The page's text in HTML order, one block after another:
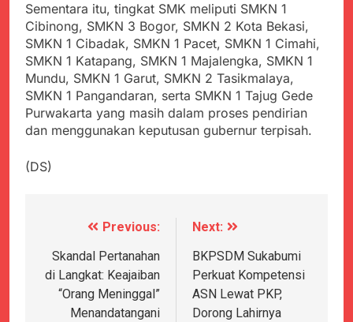
Sementara itu, tingkat SMK meliputi SMKN 1
Cibinong, SMKN 3 Bogor, SMKN 2 Kota Bekasi,
SMKN 1 Cibadak, SMKN 1 Pacet, SMKN 1 Cimahi,
SMKN 1 Katapang, SMKN 1 Majalengka, SMKN 1
Mundu, SMKN 1 Garut, SMKN 2 Tasikmalaya,
SMKN 1 Pangandaran, serta SMKN 1 Tajug Gede
Purwakarta yang masih dalam proses pendirian
dan menggunakan keputusan gubernur terpisah.
(DS)
Navigasi
pos
Previous:
Skandal Pertanahan
di Langkat: Keajaiban
“Orang Meninggal”
Menandatangani
Next:
BKPSDM Sukabumi
Perkuat Kompetensi
ASN Lewat PKP,
Dorong Lahirnya